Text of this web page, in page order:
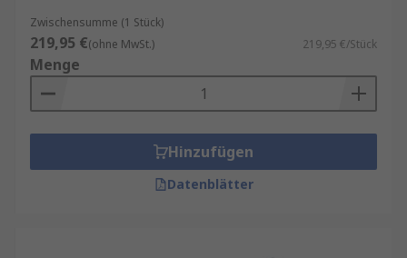
Zwischensumme (1 Stück)
219,95 €(ohne MwSt.) 219,95 €/Stück
Menge
Hinzufügen
Datenblätter